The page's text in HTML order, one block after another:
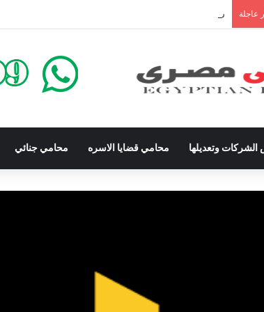
عاجلة شراء العقارات داخل الكومباوندات تحت الإنشاء | أهم
وتعديلها محامي قضايا الاسره محامي جنائي